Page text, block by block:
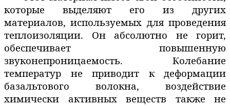
которые выделяют его из других
материалов, используемых для проведения
теплоизоляции. Он абсолютно не горит,
обеспечивает повышенную
звуконепроницаемость. Колебание
температур не приводит к деформации
базальтового волокна, воздействие
химически активных веществ также не